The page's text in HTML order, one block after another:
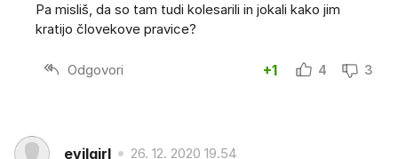
Pa misliš, da so tam tudi kolesarili in jokali kako jim
kratijo človekove pravice?
Odgovori +1 4 3
evilgirl 26. 12. 2020 19.54